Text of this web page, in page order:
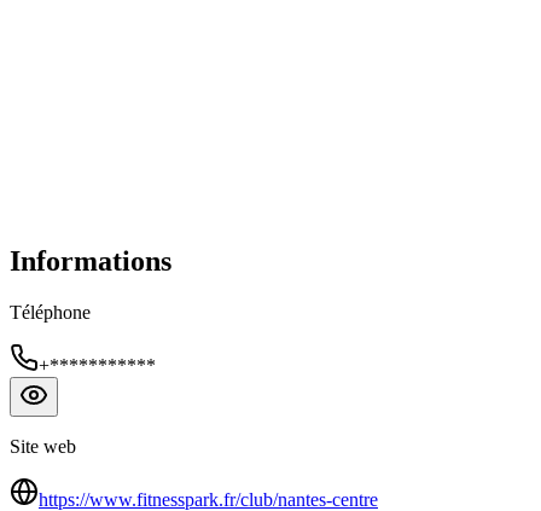
Informations
Téléphone
+***********
Site web
https://www.fitnesspark.fr/club/nantes-centre